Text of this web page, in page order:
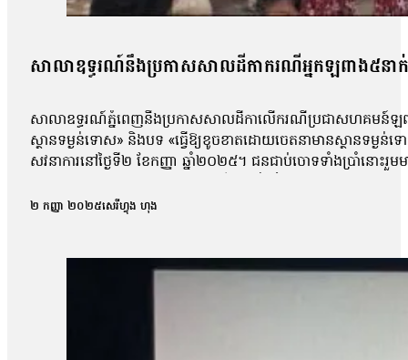
សាលាឧទ្ធរណ៍នឹងប្រកាសសាលដីកាករណីអ្នកឡពាង៥នាក់
សាលាឧទ្ធរណ៍ភ្នំពេញនឹងប្រកាសសាលដីកាលើករណីប្រជាសហគមន៍ឡពា
ស្ថានទម្ងន់ទោស» និងបទ «ធ្វើឱ្យខូចខាតដោយចេតនាមានស្ថាន
សវនាការនៅថ្ងៃទី២ ខែកញ្ញា ឆ្នាំ២០២៥។ ជនជាប់ចោទទាំងប្រ
កាសែតបន្ទាប់ពីលោកចេញពីសវនាការថា តុលាការបានចោទសួរលោក
មុនមកវាមិនសូវរំពឹងប៉ុន្មានទេ អារឿងតុលាការ រឿងយុត្តិធម៌រឿងនេ
២ កញ្ញា ២០២៥សេរីហ្វុង ហុង